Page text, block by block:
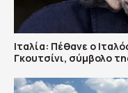
Ιταλία: Πέθανε ο
Γκουτσίνι, σύμβολο